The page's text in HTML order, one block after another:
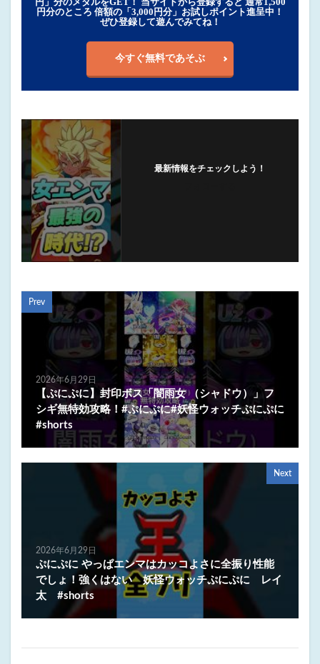
円分のところ 倍額の「3,000円分」お試しポイント進呈中！
ぜひ登録して遊んでみてね！
今すぐ無料であそぶ
最新情報をチェックしよう！
Prev
2026年6月29日
【ぷにぷに】封印ボス「闇雨女 （シャドウ）」フ
シギ無特効攻略！#ぷにぷに#妖怪ウォッチぷにぷに
#shorts
Next
2026年6月29日
ぷにぷに やっぱエンマはカッコよさに全振り性能
でしょ！強くはない 妖怪ウォッチぷにぷに レイ
太 #shorts